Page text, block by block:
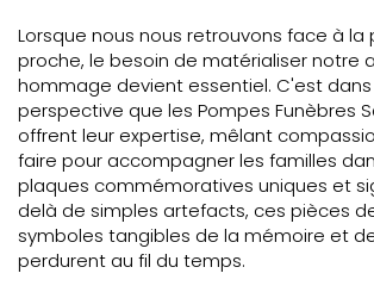
Lorsque nous nous retrouvons face à la
proche, le besoin de matérialiser notre
hommage devient essentiel. C'est
perspective que les Pompes Funèbres
offrent leur expertise, mêlant
faire pour accompagner les familles
plaques commémoratives uniques et
delà de simples artefacts, ces pièces
symboles tangibles de la mémoire et
perdurent au fil du temps.